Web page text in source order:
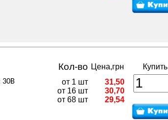
30В
Кол-во Цена,грн
Купить
от 1 шт
от 16 шт
от 68 шт
31,50
30,70
29,54